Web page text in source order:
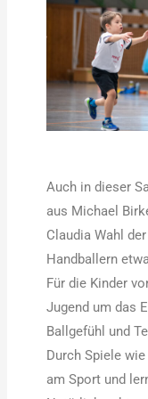
Auch in dieser
aus Michael
Claudia Wahl
Handballern
Für die Kinder
Jugend um das
Ballgefühl und
Durch Spiele
am Sport und